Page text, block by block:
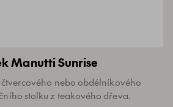
Manutti Sunrise
nebo obdélníkového
stolku z teakového dřeva.